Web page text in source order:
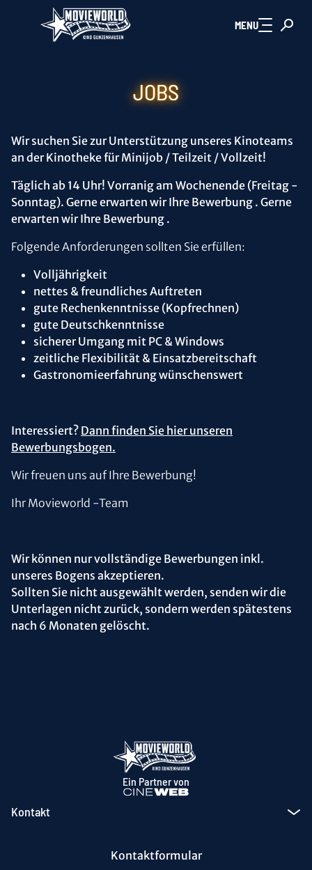
Zum Hauptinhalt springen MENU
JOBS
Wir suchen Sie zur Unterstützung unseres Kinoteams
an der Kinotheke für Minijob / Teilzeit / Vollzeit!
Täglich ab 14 Uhr! Vorranig am Wochenende (Freitag -
Sonntag). Gerne erwarten wir Ihre Bewerbung . Gerne
erwarten wir Ihre Bewerbung .
Folgende Anforderungen sollten Sie erfüllen:
Volljährigkeit
nettes & freundliches Auftreten
gute Rechenkenntnisse (Kopfrechnen)
gute Deutschkenntnisse
sicherer Umgang mit PC & Windows
zeitliche Flexibilität & Einsatzbereitschaft
Gastronomieerfahrung wünschenswert
Interessiert? Dann finden Sie hier unseren
Bewerbungsbogen.
Wir freuen uns auf Ihre Bewerbung!
Ihr Movieworld -Team
Wir können nur vollständige Bewerbungen inkl.
unseres Bogens akzeptieren.
Sollten Sie nicht ausgewählt werden, senden wir die
Unterlagen nicht zurück, sondern werden spätestens
nach 6 Monaten gelöscht.
Ein Partner von
Kontakt
Kontaktformular